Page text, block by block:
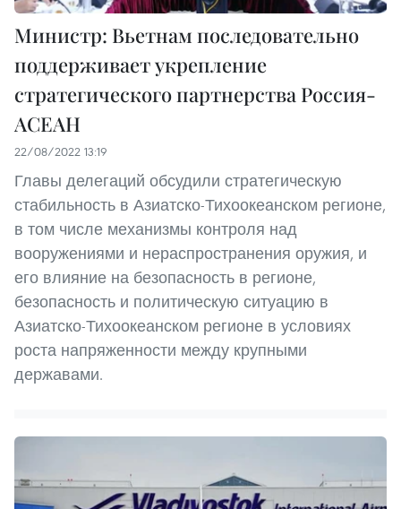
Министр: Вьетнам последовательно
поддерживает укрепление
стратегического партнерства Россия-
АСЕАН
22/08/2022 13:19
Главы делегаций обсудили стратегическую
стабильность в Азиатско-Тихоокеанском регионе,
в том числе механизмы контроля над
вооружениями и нераспространения оружия, и
его влияние на безопасность в регионе,
безопасность и политическую ситуацию в
Азиатско-Тихоокеанском регионе в условиях
роста напряженности между крупными
державами.